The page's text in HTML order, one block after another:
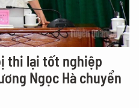
thi lại tốt nghiệp
Ngọc Hà chuyển